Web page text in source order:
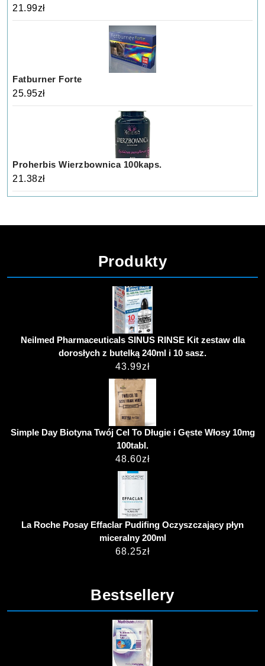
21.99zł
Fatburner Forte
25.95zł
Proherbis Wierzbownica 100kaps.
21.38zł
Produkty
Neilmed Pharmaceuticals SINUS RINSE Kit zestaw dla
dorosłych z butelką 240ml i 10 sasz.
43.99zł
Simple Day Biotyna Twój Cel To Długie i Gęste Włosy 10mg
100tabl.
48.60zł
La Roche Posay Effaclar Pudifing Oczyszczający płyn
miceralny 200ml
68.25zł
Bestsellery